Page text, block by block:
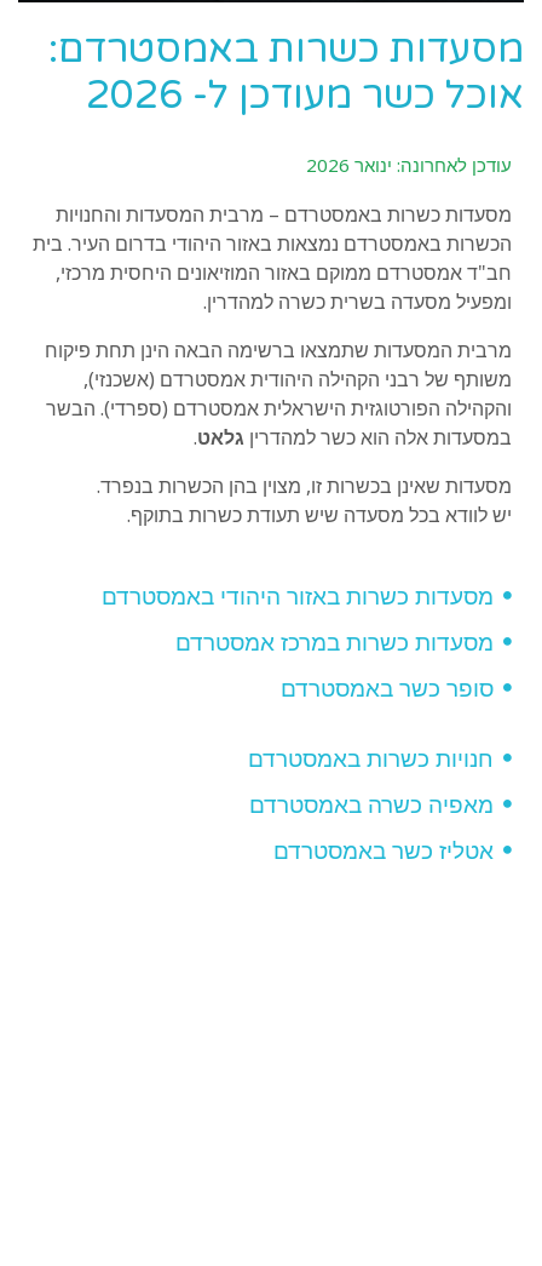
מסעדות כשרות באמסטרדם:
אוכל כשר מעודכן ל- 2026
עודכן לאחרונה: ינואר 2026
מסעדות כשרות באמסטרדם – מרבית המסעדות והחנויות
הכשרות באמסטרדם נמצאות באזור היהודי בדרום העיר. בית
חב"ד אמסטרדם ממוקם באזור המוזיאונים היחסית מרכזי,
ומפעיל מסעדה בשרית כשרה למהדרין.
מרבית המסעדות שתמצאו ברשימה הבאה הינן תחת פיקוח
משותף של רבני הקהילה היהודית אמסטרדם (אשכנזי),
והקהילה הפורטוגזית הישראלית אמסטרדם (ספרדי). הבשר
במסעדות אלה הוא כשר למהדרין גלאט.
מסעדות שאינן בכשרות זו, מצוין בהן הכשרות בנפרד.
יש לוודא בכל מסעדה שיש תעודת כשרות בתוקף.
מסעדות כשרות באזור היהודי באמסטרדם
מסעדות כשרות במרכז אמסטרדם
סופר כשר באמסטרדם
חנויות כשרות באמסטרדם
מאפיה כשרה באמסטרדם
אטליז כשר באמסטרדם